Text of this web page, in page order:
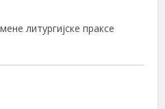
литургијске праксе